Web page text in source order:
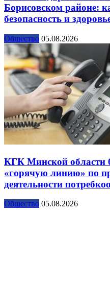
Борисовском районе:
безопасность и
Общество 05.08.2026
КГК Минской области
«горячую линию» по
деятельности
Общество 05.08.2026